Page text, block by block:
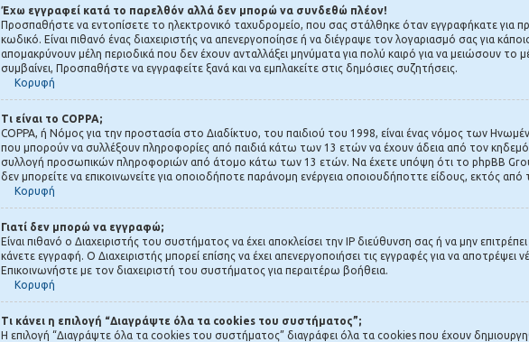
Έχω εγγραφεί κατά το παρελθόν αλλά δεν μπορώ να συνδεθώ πλέον!
Προσπαθήστε να εντοπίσετε το ηλεκτρονικό ταχυδρομείο, που σας στάλθηκε όταν εγγραφήκατε για
κωδικό. Είναι πιθανό ένας διαχειριστής να απενεργοποίησε ή να διέγραψε τον λογαριασμό σας για
απομακρύνουν μέλη περιοδικά που δεν έχουν ανταλλάξει μηνύματα για πολύ καιρό για να μειώσουν
συμβαίνει, Προσπαθήστε να εγγραφείτε ξανά και να εμπλακείτε στις δημόσιες συζητήσεις.
Κορυφή
Τι είναι το COPPA;
COPPA, ή Νόμος για την προστασία στο Διαδίκτυο, του παιδιού του 1998, είναι ένας νόμος των
που μπορούν να συλλέξουν πληροφορίες από παιδιά κάτω των 13 ετών να έχουν άδεια από τον
συλλογή προσωπικών πληροφοριών από άτομο κάτω των 13 ετών. Να έχετε υπόψη ότι το phpBB
δεν μπορείτε να επικοινωνείτε για οποιοδήποτε παράνομη ενέργεια οποιουδήποττε είδους, εκτός
Κορυφή
Γιατί δεν μπορώ να εγγραφώ;
Είναι πιθανό ο Διαχειριστής του συστήματος να έχει αποκλείσει την IP διεύθυνση σας ή να μην
κάνετε εγγραφή. Ο Διαχειριστής μπορεί επίσης να έχει απενεργοποιήσει τις εγγραφές για να αποτρέψει
Επικοινωνήστε με τον διαχειριστή του συστήματος για περαιτέρω βοήθεια.
Κορυφή
Τι κάνει η επιλογή “Διαγράψτε όλα τα cookies του συστήματος”;
Η επιλογή “Διαγράψτε όλα τα cookies του συστήματος” διαγράφει όλα τα cookies που έχουν